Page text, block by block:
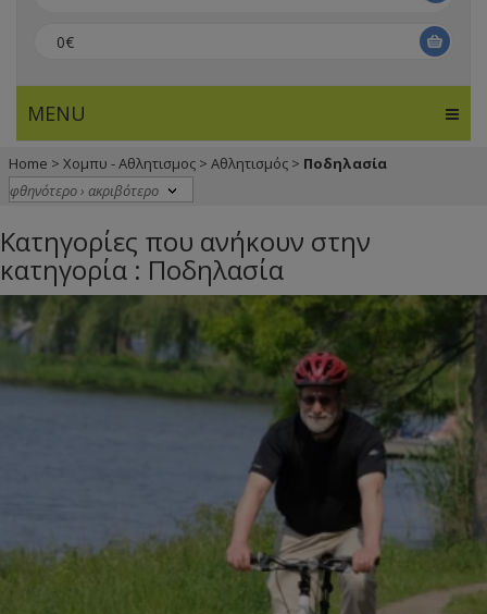
0€
MENU
Home > Χομπυ - Αθλητισμος > Αθλητισμός > Ποδηλασία
Κατηγορίες που ανήκουν στην
κατηγορία : Ποδηλασία